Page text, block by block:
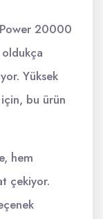
Power 20000
Yüksek
bu ürün
hem
çekiyor.